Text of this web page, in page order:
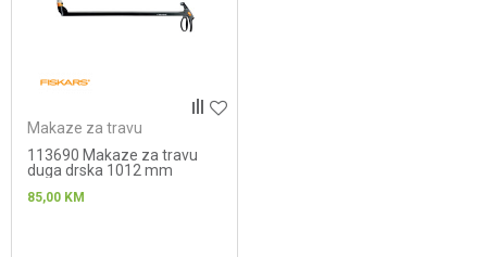
Makaze za travu
113690 Makaze za travu
duga drska 1012 mm
85,00 KM